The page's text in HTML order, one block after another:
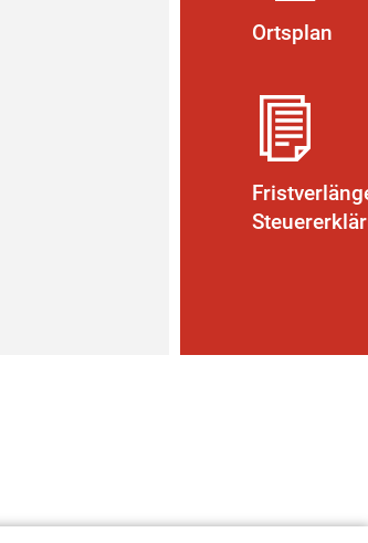
Ortsplan